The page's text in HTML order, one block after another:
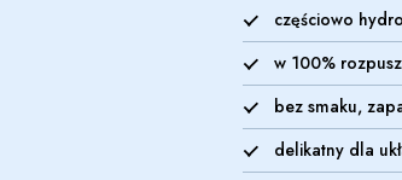
częściowo
w 100%
bez smaku,
delikatny dla